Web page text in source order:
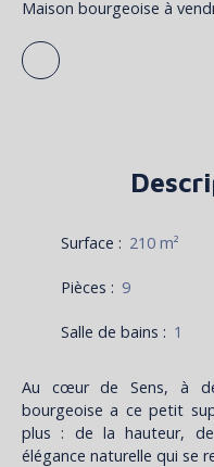
Maison bourgeoise à
Surface : 210 m²
Pièces : 9
Salle de bains : 1
Au cœur de Sens, à
bourgeoise a ce petit
plus : de la hauteur,
élégance naturelle qui se